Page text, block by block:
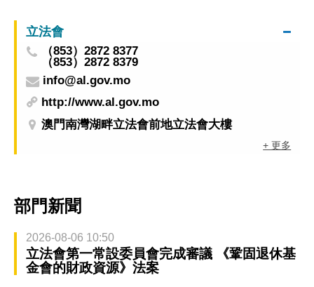
立法會
（853）2872 8377
（853）2872 8379
info@al.gov.mo
http://www.al.gov.mo
澳門南灣湖畔立法會前地立法會大樓
+ 更多
部門新聞
2026-08-06 10:50
立法會第一常設委員會完成審議 《鞏固退休基
金會的財政資源》法案